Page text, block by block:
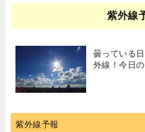
紫外線
曇っている
外線！今日
紫外線予報